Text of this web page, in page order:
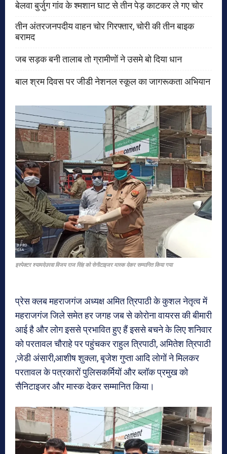
बेलवा बुर्जुग गांव के श्मशान घाट से तीन पेड़ काटकर ले गए चोर
तीन अंतरजनपदीय वाहन चोर गिरफ्तार, चोरी की तीन बाइक
बरामद
जब सड़क बनी तालाब तो ग्रामीणों ने उसमे बो दिया धान
बाल श्रम दिवस पर जीडी नेशनल स्कूल का जागरूकता अभियान
इस्पेक्टर श्यामदेउरवा विजय राज सिंह को सेनीटाइजर मास्क देकर सम्मानित किया गया
प्रेस क्लब महराजगंज अध्यक्ष अमित त्रिपाठी के कुशल नेतृत्व में
महराजगंज जिले समेत हर जगह जब से कोरोना वायरस की बीमारी
आई है और लोग इससे प्रभावित हुए हैं इससे बचने के लिए शनिवार
को परतावल चौराहे पर पहुंचकर राहुल त्रिपाठी, अमितेश त्रिपाठी
,जेडी अंसारी,आशीष शुक्ला, बृजेश गुप्ता आदि लोगों ने मिलकर
परतावल के पत्रकारों पुलिसकर्मियों और ब्लॉक प्रमुख को
सैनिटाइजर और मास्क देकर सम्मानित किया।